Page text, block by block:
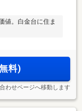
値。白金台に住ま
料)
わせページへ移動します